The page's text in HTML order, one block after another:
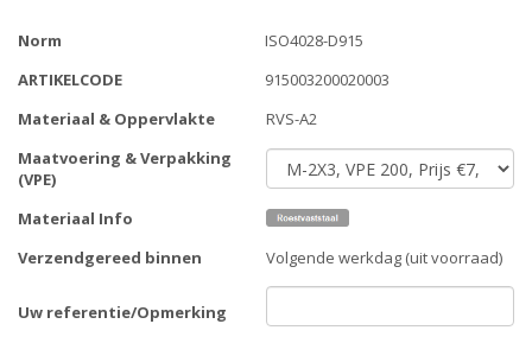
Norm
ISO4028-D915
ARTIKELCODE
915003200020003
Materiaal & Oppervlakte
RVS-A2
Maatvoering & Verpakking
(VPE)
Materiaal Info
Verzendgereed binnen
Volgende werkdag (uit voorraad)
Uw referentie/Opmerking